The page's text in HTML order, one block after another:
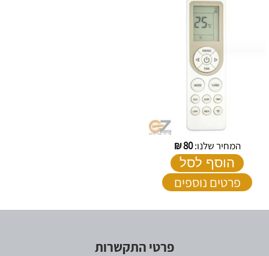
המחיר שלנו:80
₪
הוסף לסל
פרטים נוספים
פרטי התקשרות